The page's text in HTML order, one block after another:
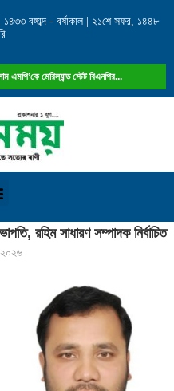
বঙ্গাব্দ - বর্ষাকাল | ২১শে সফর, ১৪৪৮
এমপি’কে মেরিল্যান্ড স্টেট বিএনপির...
সাধারণ সম্পাদক নির্বাচিত
রহিম সাধারণ সম্পাদক নির্বাচিত